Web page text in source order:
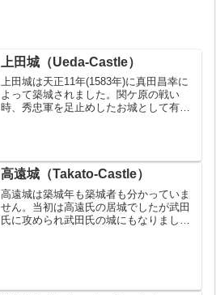
上田城（Ueda-Castle）
上田城は天正11年(1583年)に真田昌幸に
よって築城されました。関ケ原の戦い
時、秀忠軍を足止めしたお城として有名
舞台となった城...
高遠城（Takato-Castle）
高遠城は築城年も築城者も分かっていま
せん。当初は高遠氏の居城でしたが武田
氏に攻められ武田氏の城にもなりまし